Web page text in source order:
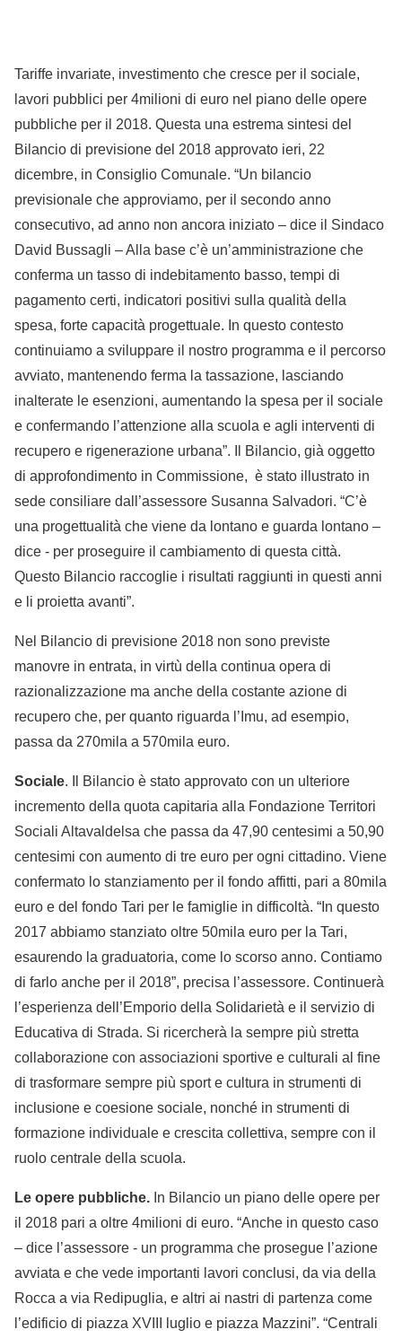
Tariffe invariate, investimento che cresce per il sociale,
lavori pubblici per 4milioni di euro nel piano delle opere
pubbliche per il 2018. Questa una estrema sintesi del
Bilancio di previsione del 2018 approvato ieri, 22
dicembre, in Consiglio Comunale. “Un bilancio
previsionale che approviamo, per il secondo anno
consecutivo, ad anno non ancora iniziato – dice il Sindaco
David Bussagli – Alla base c’è un’amministrazione che
conferma un tasso di indebitamento basso, tempi di
pagamento certi, indicatori positivi sulla qualità della
spesa, forte capacità progettuale. In questo contesto
continuiamo a sviluppare il nostro programma e il percorso
avviato, mantenendo ferma la tassazione, lasciando
inalterate le esenzioni, aumentando la spesa per il sociale
e confermando l’attenzione alla scuola e agli interventi di
recupero e rigenerazione urbana”. Il Bilancio, già oggetto
di approfondimento in Commissione, è stato illustrato in
sede consiliare dall’assessore Susanna Salvadori. “C’è
una progettualità che viene da lontano e guarda lontano –
dice - per proseguire il cambiamento di questa città.
Questo Bilancio raccoglie i risultati raggiunti in questi anni
e li proietta avanti”.
Nel Bilancio di previsione 2018 non sono previste
manovre in entrata, in virtù della continua opera di
razionalizzazione ma anche della costante azione di
recupero che, per quanto riguarda l’Imu, ad esempio,
passa da 270mila a 570mila euro.
Sociale. Il Bilancio è stato approvato con un ulteriore
incremento della quota capitaria alla Fondazione Territori
Sociali Altavaldelsa che passa da 47,90 centesimi a 50,90
centesimi con aumento di tre euro per ogni cittadino. Viene
confermato lo stanziamento per il fondo affitti, pari a 80mila
euro e del fondo Tari per le famiglie in difficoltà. “In questo
2017 abbiamo stanziato oltre 50mila euro per la Tari,
esaurendo la graduatoria, come lo scorso anno. Contiamo
di farlo anche per il 2018”, precisa l’assessore. Continuerà
l’esperienza dell’Emporio della Solidarietà e il servizio di
Educativa di Strada. Si ricercherà la sempre più stretta
collaborazione con associazioni sportive e culturali al fine
di trasformare sempre più sport e cultura in strumenti di
inclusione e coesione sociale, nonché in strumenti di
formazione individuale e crescita collettiva, sempre con il
ruolo centrale della scuola.
Le opere pubbliche. In Bilancio un piano delle opere per
il 2018 pari a oltre 4milioni di euro. “Anche in questo caso
– dice l’assessore - un programma che prosegue l’azione
avviata e che vede importanti lavori conclusi, da via della
Rocca a via Redipuglia, e altri ai nastri di partenza come
l’edificio di piazza XVIII luglio e piazza Mazzini”. “Centrali